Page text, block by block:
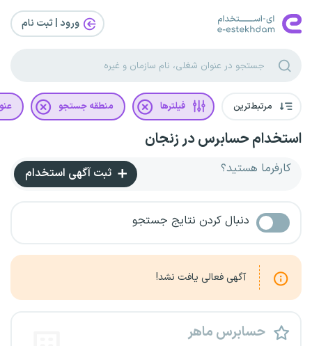
ورود | ثبت‌ نام
مرتبط‌ترین فیلترها منطقه جستجو
استخدام حسابرس در زنجان
کارفرما هستید؟ ثبت آگهی استخدام
دنبال کردن نتایج جستجو
آگهی فعالی یافت نشد!
حسابرس ماهر